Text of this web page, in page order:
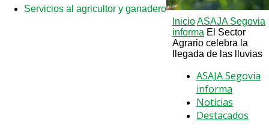
Servicios al agricultor y ganadero
InicioASAJA Segovia
informa El Sector
Agrario celebra la
llegada de las lluvias
ASAJA Segovia
informa
Noticias
Destacados